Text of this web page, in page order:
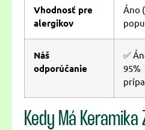
Vhodnosť pre
alergikov
Áno
Náš
odporúčanie
✅
95%
Kedy Má